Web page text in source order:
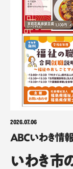
2026.07.06
ABCいわき情
いわき市